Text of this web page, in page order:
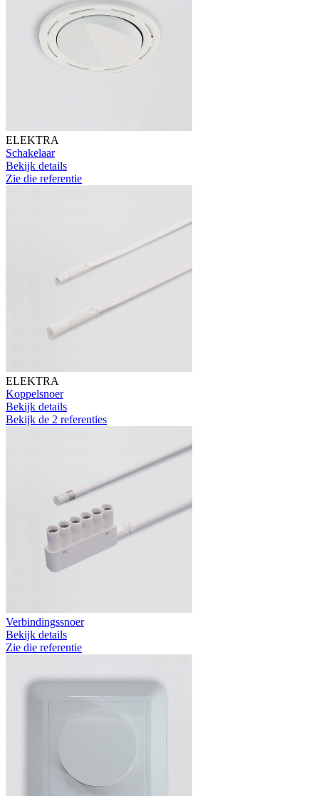
ELEKTRA
Schakelaar
Bekijk details
Zie die referentie
ELEKTRA
Koppelsnoer
Bekijk details
Bekijk de 2 referenties
Verbindingssnoer
Bekijk details
Zie die referentie